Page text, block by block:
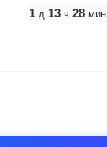
1 д 13 ч 28 мин